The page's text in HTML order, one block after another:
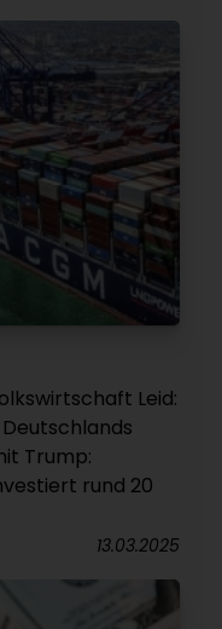
Leid:
Trump:
rund 20
13.03.2025